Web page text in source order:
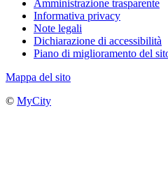
Amministrazione trasparente
Informativa privacy
Note legali
Dichiarazione di accessibilità
Piano di miglioramento del
Mappa del sito
© MyCity